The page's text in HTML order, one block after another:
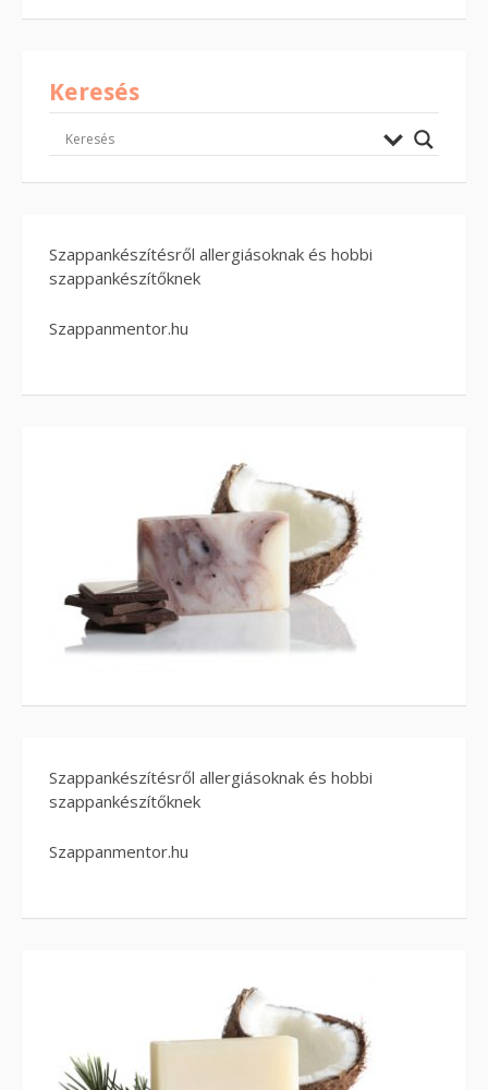
Keresés
Szappankészítésről allergiásoknak és hobbi
szappankészítőknek
Szappanmentor.hu
Szappankészítésről allergiásoknak és hobbi
szappankészítőknek
Szappanmentor.hu